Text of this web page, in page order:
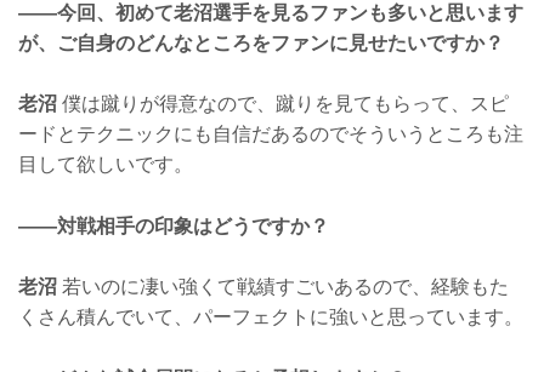
——今回、初めて老沼選手を見るファンも多いと思います
が、ご自身のどんなところをファンに見せたいですか？
老沼 僕は蹴りが得意なので、蹴りを見てもらって、スピ
ードとテクニックにも自信だあるのでそういうところも注
目して欲しいです。
——対戦相手の印象はどうですか？
老沼 若いのに凄い強くて戦績すごいあるので、経験もた
くさん積んでいて、パーフェクトに強いと思っています。